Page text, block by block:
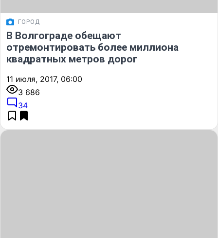
ГОРОД
В Волгограде обещают
отремонтировать более миллиона
квадратных метров дорог
11 июля, 2017, 06:00
3 686
34